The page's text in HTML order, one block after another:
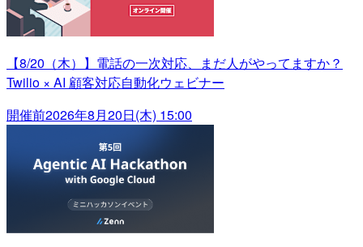
【8/20（木）】電話の一次対応、まだ人がやってますか？
Twilio × AI 顧客対応自動化ウェビナー
開催前2026年8月20日(木) 15:00